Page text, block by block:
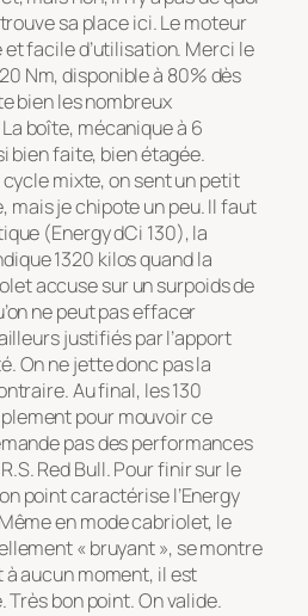
sa place ici. Le moteur
facile d’utilisation. Merci le
Nm, disponible à 80% dès
bien les nombreux
boîte, mécanique à 6
bien faite, bien étagée.
mixte, on sent un petit
mais je chipote un peu. Il faut
(Energy dCi 130), la
1320 kilos quand la
accuse sur un surpoids de
ne peut pas effacer
justifiés par l’apport
On ne jette donc pas la
Au final, les 130
pour mouvoir ce
pas des performances
Red Bull. Pour finir sur le
point caractérise l’Energy
en mode cabriolet, le
« bruyant », se montre
aucun moment, il est
Très bon point. On valide.